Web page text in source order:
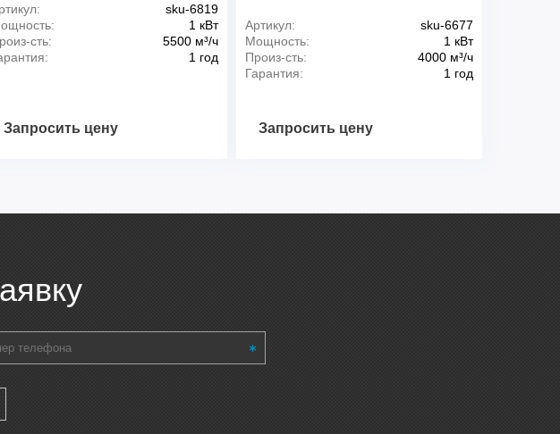
sku-6819
1 кВт
сть:
5500 м³/ч
1 год
Запросить цену
Артикул:
sku-6677
Мощность:
1 кВт
Произ-сть:
4000 м³/ч
Гарантия:
1 год
Запросить цену